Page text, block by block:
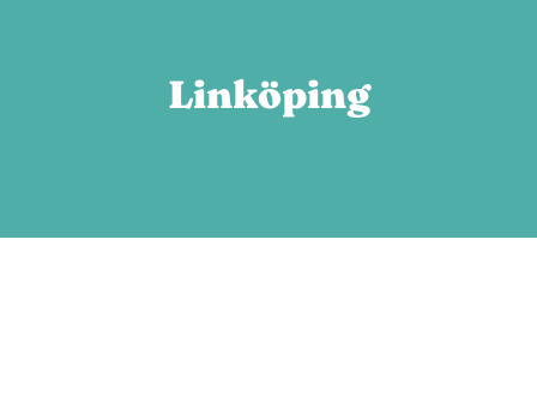
Linköping